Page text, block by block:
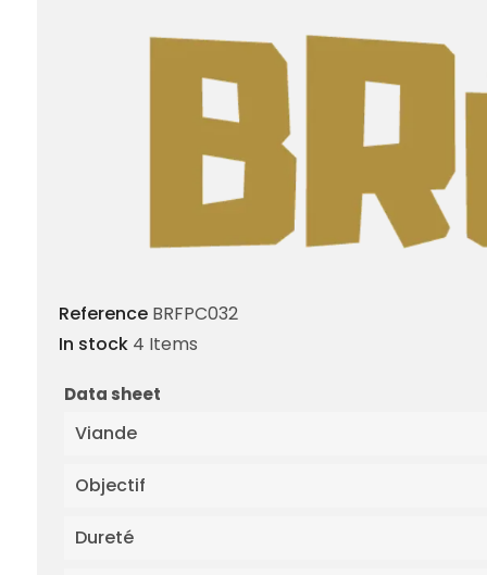
Reference BRFPC032
In stock 4 Items
Data sheet
Viande
Objectif
Dureté